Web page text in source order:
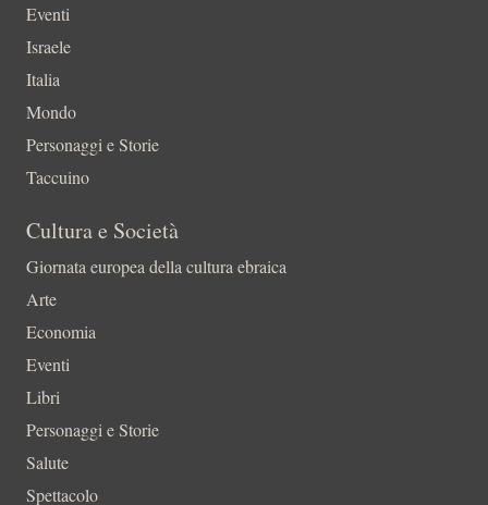
Eventi
Israele
Italia
Mondo
Personaggi e Storie
Taccuino
Cultura e Società
Giornata europea della cultura ebraica
Arte
Economia
Eventi
Libri
Personaggi e Storie
Salute
Spettacolo